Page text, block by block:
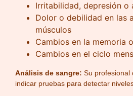
Irritabilidad, depresión o
Dolor o debilidad en las
músculos
Cambios en la memoria
Cambios en el ciclo
Análisis de sangre: Su profesional
indicar pruebas para detectar